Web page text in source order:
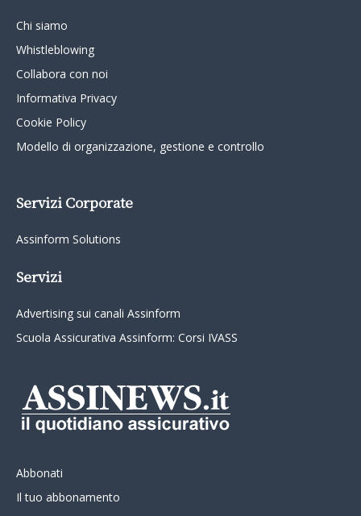
Chi siamo
Whistleblowing
Collabora con noi
Informativa Privacy
Cookie Policy
Modello di organizzazione, gestione e controllo
Servizi Corporate
Assinform Solutions
Servizi
Advertising sui canali Assinform
Scuola Assicurativa Assinform: Corsi IVASS
Abbonati
Il tuo abbonamento